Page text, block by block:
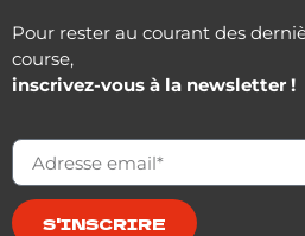
Pour rester au courant des
course,
inscrivez-vous à la newsletter !
S'INSCRIRE